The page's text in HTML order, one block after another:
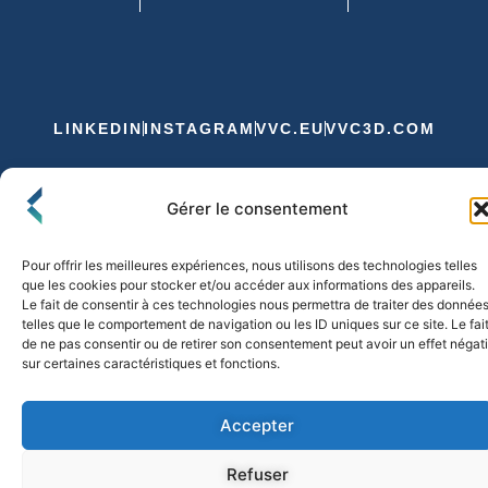
Gérer le consentement
Pour offrir les meilleures expériences, nous utilisons des technologies telles
que les cookies pour stocker et/ou accéder aux informations des appareils.
Le fait de consentir à ces technologies nous permettra de traiter des données
telles que le comportement de navigation ou les ID uniques sur ce site. Le fait
de ne pas consentir ou de retirer son consentement peut avoir un effet
sur certaines caractéristiques et fonctions.
Accepter
Refuser
LINKEDIN INSTAGRAM VVC.EUVVC3D.COM
Politique de Confidentialité et de CookiesExpédition et Livraison
© 2026 FLO & CO. All Rights Reserved